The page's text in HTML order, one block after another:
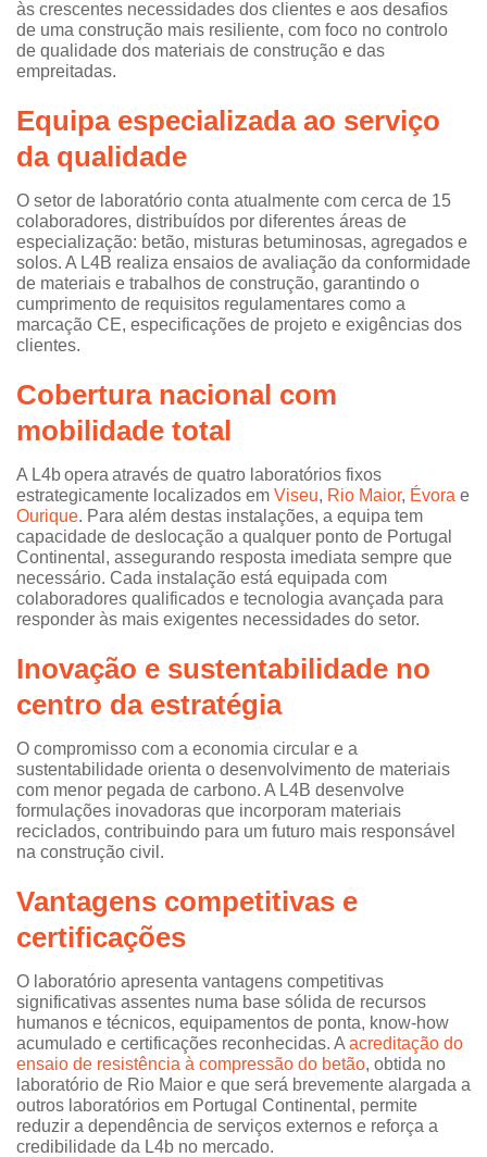
às crescentes necessidades dos clientes e aos desafios
de uma construção mais resiliente, com foco no controlo
de qualidade dos materiais de construção e das
empreitadas.
Equipa especializada ao serviço
da qualidade
O setor de laboratório conta atualmente com cerca de 15
colaboradores, distribuídos por diferentes áreas de
especialização: betão, misturas betuminosas, agregados e
solos. A L4B realiza ensaios de avaliação da conformidade
de materiais e trabalhos de construção, garantindo o
cumprimento de requisitos regulamentares como a
marcação CE, especificações de projeto e exigências dos
clientes.
Cobertura nacional com
mobilidade total
A L4b opera através de quatro laboratórios fixos
estrategicamente localizados em Viseu, Rio Maior, Évora e
Ourique. Para além destas instalações, a equipa tem
capacidade de deslocação a qualquer ponto de Portugal
Continental, assegurando resposta imediata sempre que
necessário. Cada instalação está equipada com
colaboradores qualificados e tecnologia avançada para
responder às mais exigentes necessidades do setor.
Inovação e sustentabilidade no
centro da estratégia
O compromisso com a economia circular e a
sustentabilidade orienta o desenvolvimento de materiais
com menor pegada de carbono. A L4B desenvolve
formulações inovadoras que incorporam materiais
reciclados, contribuindo para um futuro mais responsável
na construção civil.
Vantagens competitivas e
certificações
O laboratório apresenta vantagens competitivas
significativas assentes numa base sólida de recursos
humanos e técnicos, equipamentos de ponta, know-how
acumulado e certificações reconhecidas. A acreditação do
ensaio de resistência à compressão do betão, obtida no
laboratório de Rio Maior e que será brevemente alargada a
outros laboratórios em Portugal Continental, permite
reduzir a dependência de serviços externos e reforça a
credibilidade da L4b no mercado.